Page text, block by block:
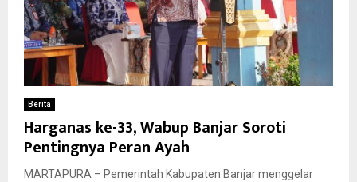
Berita
Harganas ke-33, Wabup Banjar Soroti
Pentingnya Peran Ayah
MARTAPURA – Pemerintah Kabupaten Banjar menggelar